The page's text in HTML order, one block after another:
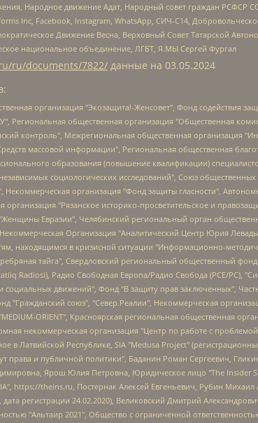
Народное движение Адат, Народный совет граждан РСФСР
Inc, Facebook, Instagram, WhatsApp, СИЧ-С14,
Движение Весна, Верховный Совет Татарской
национальное объединение, ЛГБТ, Я.МЫ Сергей Фургал
ru/documents/7822/ данные на 03.05.2024
Челябинский региональный орган общественной самодеятельности "Уральская правозащитная группа", Фонд содействия защите здоровья и социальной справедливости имени Андрея Рылькова, Автономная Некоммерческая Организация "Аналитический Центр Юрия Левады", Автономная некоммерческая организация социальной поддержки населения "Проект Апрель", Региональная общественная организация помощи женщинам и детям, находящимся в кризисной ситуации "Информационно-методический центр "Анна", Фонд содействия развитию массовых коммуникаций и правовому просвещению "Так-так-Так", Фонд содействия устойчивому развитию "Серебряная тайга", Свердловский региональный общественный фонд социальных проектов "Новое время", "Idel.Реалии", Кавказ.Реалии, Крым.Реалии, Телеканал Настоящее Время, Татаро-башкирская служба Радио Свобода (Azatliq Radiosi), Радио Свободная Европа/Радио Свобода (PCE/PC), "Сибирь.Реалии", "Фактограф", Благотворительный фонд помощи осужденным и их семьям, Автономная некоммерческая организация "Институт глобализации и социальных движений", Фонд "В защиту прав заключенных", Частное учреждение "Центр поддержки и содействия развитию средств массовой информации", Пензенский региональный общественный благотворительный фонд "Гражданский союз", "Север.Реалии", Некоммерческая организация Фонд "Правовая инициатива", Общество с ограниченной ответственностью "Радио Свободная Европа/Радио Свобода", Чешское информационное агентство "MEDIUM-ORIENT", Красноярская региональная общественная организация "Мы против СПИДа", Камалягин Денис Николаевич, Маркелов Сергей Евгеньевич, Пономарев Лев Александрович, Савицкая Людмила Алексеевна, Автономная некоммерческая организация "Центр по работе с проблемой насилия "НАСИЛИЮ.НЕТ", Межрегиональный профессиональный союз работников здравоохранения "Альянс врачей", Юридическое лицо, зарегистрированное в Латвийской Республике, SIA "Medusa Project" (регистрационный номер 40103797863, дата регистрации 10.06.2014), Некоммерческая организация "Фонд по борьбе с коррупцией", Автономная некоммерческая организация "Институт права и публичной политики", Баданин Роман Сергеевич, Гликин Максим Александрович, Железнова Мария Михайловна, Лукьянова Юлия Сергеевна, Маетная Елизавета Витальевна, Маняхин Петр Борисович, Чуракова Ольга Владимировна, Ярош Юлия Петровна, Юридическое лицо "The Insider SIA", зарегистрированное в Риге, Латвийская Республика (дата регистрации 26.06.2015), являющееся администратором доменного имени интернет-издания "The Insider SIA", https://theins.ru, Постернак Алексей Евгеньевич, Рубин Михаил Аркадьевич, Анин Роман Александрович, Юридическое лицо Istories fonds, зарегистрированное в Латвийской Республике (регистрационный номер 50008295751, дата регистрации 24.02.2020), Великовский Дмитрий